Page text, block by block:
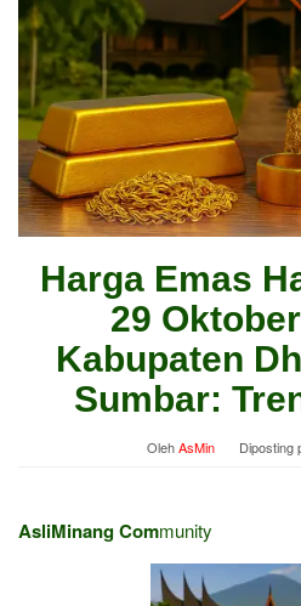
Harga Emas
29
Kabupaten
Sumbar:
OlehAsMin Diposting
AsliMinang Community